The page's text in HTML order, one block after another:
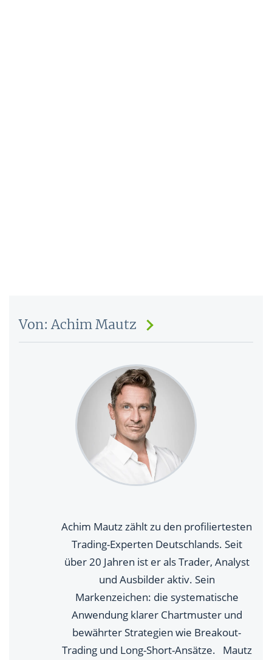
Von: Achim Mautz
Achim Mautz zählt zu den profiliertesten
Trading-Experten Deutschlands. Seit
über 20 Jahren ist er als Trader, Analyst
und Ausbilder aktiv. Sein
Markenzeichen: die systematische
Anwendung klarer Chartmuster und
bewährter Strategien wie Breakout-
Trading und Long-Short-Ansätze. Mautz